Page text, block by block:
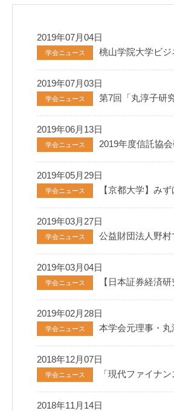
2019年07月04日
学会ニュース 桃山学院大学ビ
2019年07月03日
学会ニュース 第7回「丸淳子研
2019年06月13日
学会ニュース 2019年度信託協
2019年05月29日
学会ニュース 【京都大学】み
2019年03月27日
学会ニュース 公益財団法人野
2019年03月04日
学会ニュース 【日本証券経済
2019年02月28日
学会ニュース 本学会元理事・
2018年12月07日
学会ニュース 「現代ファイナ
2018年11月14日